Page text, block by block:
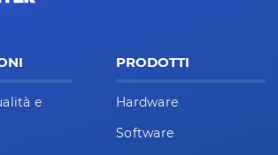
e
PRODOTTI
Hardware
Software